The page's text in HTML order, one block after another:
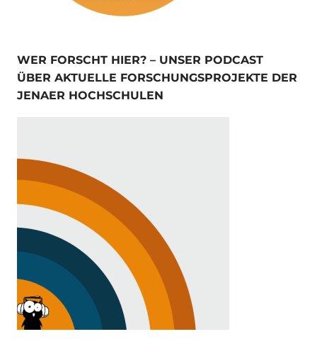
WER FORSCHT HIER? – UNSER PODCAST
ÜBER AKTUELLE FORSCHUNGSPROJEKTE DER
JENAER HOCHSCHULEN